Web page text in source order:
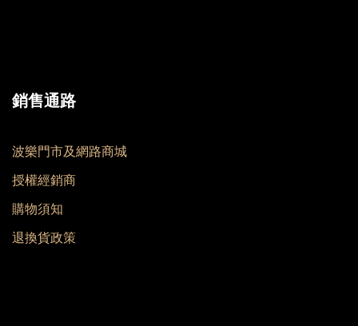
銷售通路
波樂門市及網路商城
授權經銷商
購物須知
退換貨政策